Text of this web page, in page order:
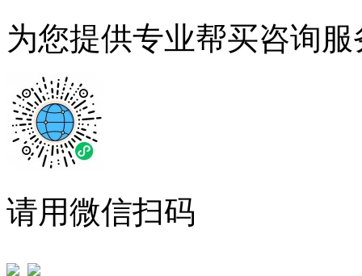
为您提供专业帮买咨询服
请用微信扫码